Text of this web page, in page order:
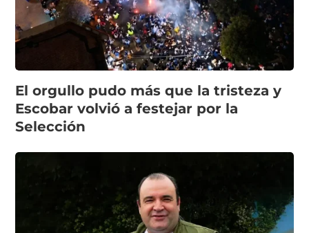
El orgullo pudo más que la tristeza y
Escobar volvió a festejar por la
Selección